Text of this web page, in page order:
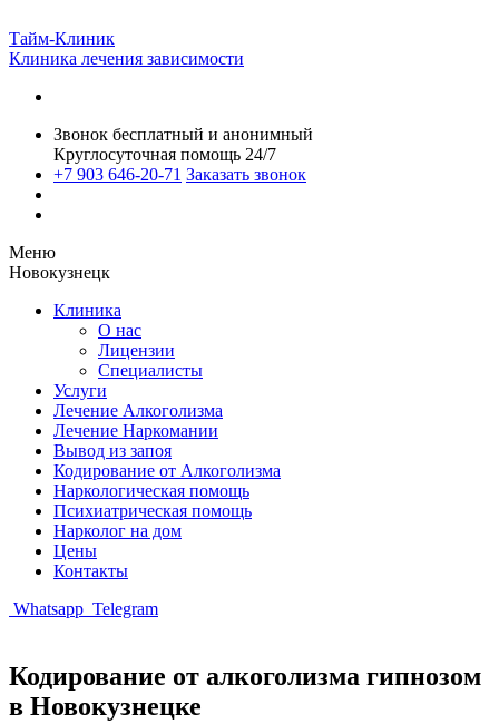
Тайм-Клиник
Клиника лечения зависимости
Звонок бесплатный и анонимный
Круглосуточная помощь 24/7
+7 903 646-20-71 Заказать звонок
Меню
Новокузнецк
Клиника
О нас
Лицензии
Специалисты
Услуги
Лечение Алкоголизма
Лечение Наркомании
Вывод из запоя
Кодирование от Алкоголизма
Наркологическая помощь
Психиатрическая помощь
Нарколог на дом
Цены
Контакты
Whatsapp Telegram
Кодирование от алкоголизма гипнозом
в Новокузнецке